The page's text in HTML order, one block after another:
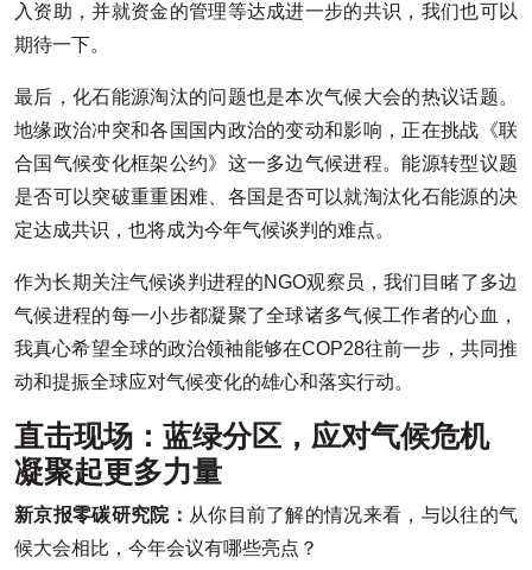
入资助，并就资金的管理等达成进一步的共识，我们也可以
期待一下。
最后，化石能源淘汰的问题也是本次气候大会的热议话题。
地缘政治冲突和各国国内政治的变动和影响，正在挑战《联
合国气候变化框架公约》这一多边气候进程。能源转型议题
是否可以突破重重困难、各国是否可以就淘汰化石能源的决
定达成共识，也将成为今年气候谈判的难点。
作为长期关注气候谈判进程的NGO观察员，我们目睹了多边
气候进程的每一小步都凝聚了全球诸多气候工作者的心血，
我真心希望全球的政治领袖能够在COP28往前一步，共同推
动和提振全球应对气候变化的雄心和落实行动。
直击现场：蓝绿分区，应对气候危机
凝聚起更多力量
新京报零碳研究院： 从你目前了解的情况来看，与以往的气
候大会相比，今年会议有哪些亮点？